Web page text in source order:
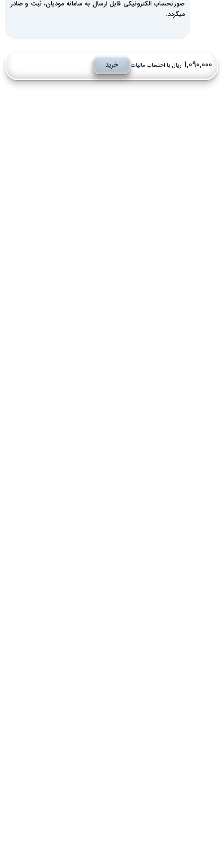
صورتحساب الکترونیکی قابل ارسال به سامانه مودیان، ثبت و صادر
میگردد.
ریال با احتساب مالیات خرید